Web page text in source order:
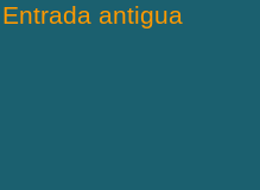
Entrada antigua